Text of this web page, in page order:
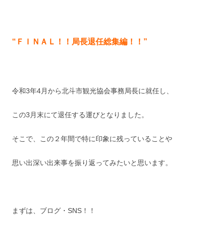
“ＦＩＮＡＬ！！局長退任総集編！！”
令和3年4月から北斗市観光協会事務局長に就任し、
この3月末にて退任する運びとなりました。
そこで、この２年間で特に印象に残っていることや
思い出深い出来事を振り返ってみたいと思います。
まずは、ブログ・SNS！！